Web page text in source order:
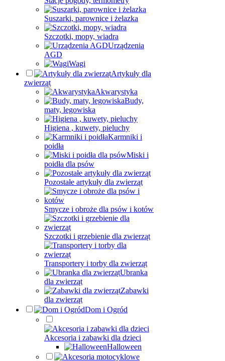
Suszarki, parownice i żelazka
Szczotki, mopy, wiadra
Urządzenia
AGD
Wagi
Artykuły dla
zwierząt
Akwarystyka
Budy,
maty, legowiska
Higiena , kuwety, pieluchy
Karmniki i
poidła
Miski i
poidła dla psów
Pozostałe artykuły dla zwierząt
Smycze i obroże dla psów i kotów
Szczotki i grzebienie dla zwierząt
Transportery i torby dla zwierząt
Ubranka
dla zwierząt
Zabawki
dla zwierząt
Dom i Ogród
Akcesoria i zabawki dla dzieci
Halloween